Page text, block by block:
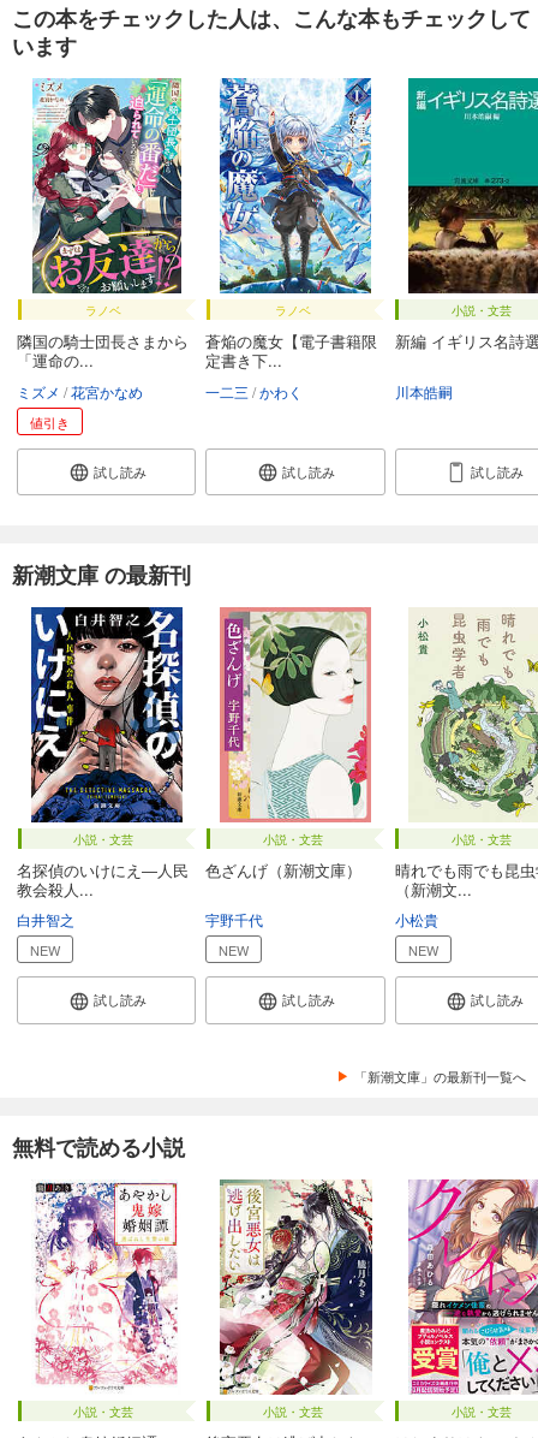
この本をチェックした人は、こんな本もチェックして
います
ラノベ
隣国の騎士団長さまから
「運命の...
ミズメ 花宮かなめ
値引き
試し読み
ラノベ
蒼焔の魔女【電子書籍限
定書き下...
一二三 かわく
試し読み
小説・文芸
新編 イギリス名詩
川本皓嗣
試し読み
新潮文庫 の最新刊
小説・文芸
名探偵のいけにえ―人民
教会殺人...
白井智之
NEW
試し読み
小説・文芸
色ざんげ（新潮文庫）
宇野千代
NEW
試し読み
小説・文芸
晴れでも雨でも昆
（新潮文...
小松貴
NEW
試し読み
「新潮文庫」の最新刊一覧へ
無料で読める小説
小説・文芸 小説・文芸 小説・文芸